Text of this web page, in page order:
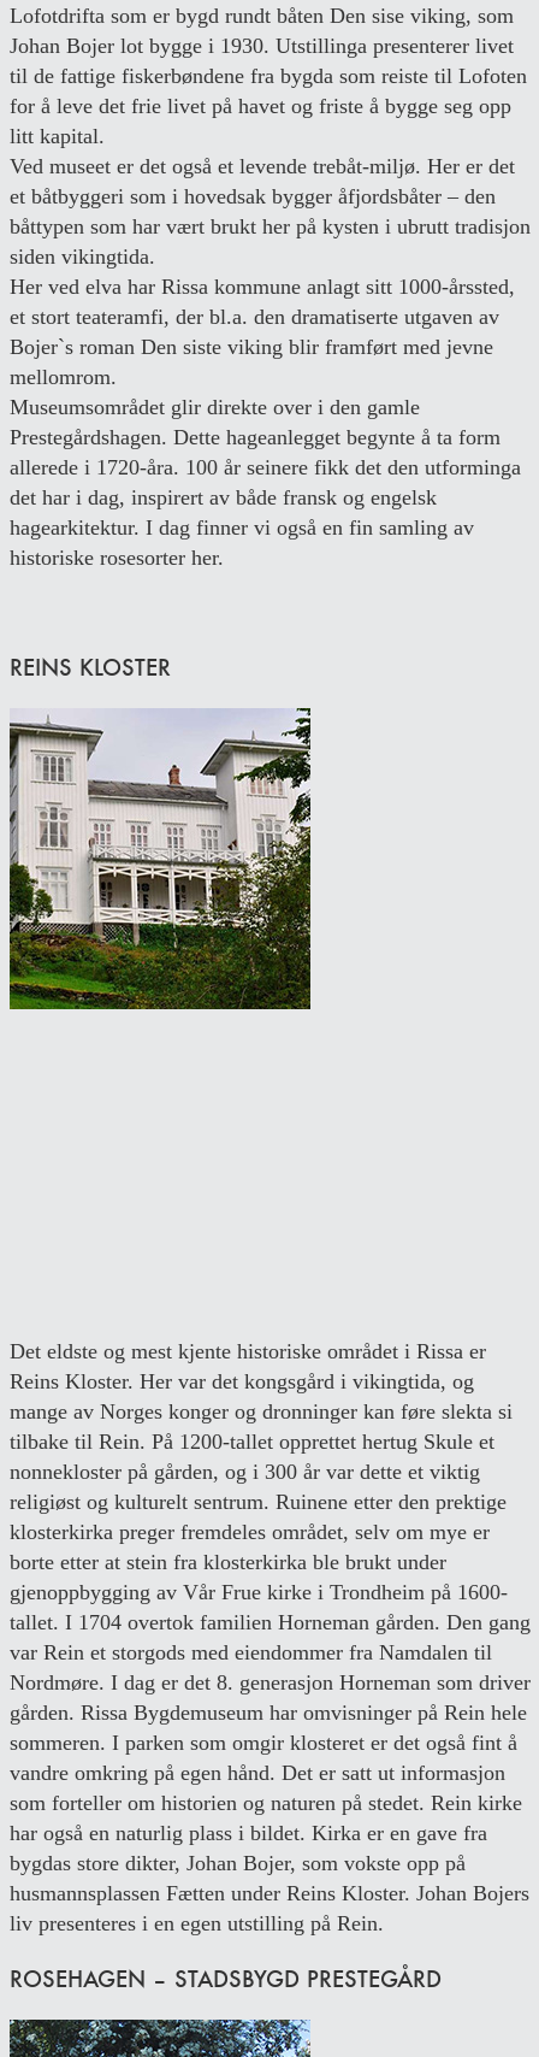
Lofotdrifta som er bygd rundt båten Den sise viking, som
Johan Bojer lot bygge i 1930. Utstillinga presenterer livet
til de fattige fiskerbøndene fra bygda som reiste til Lofoten
for å leve det frie livet på havet og friste å bygge seg opp
litt kapital.
Ved museet er det også et levende trebåt-miljø. Her er det
et båtbyggeri som i hovedsak bygger åfjordsbåter – den
båttypen som har vært brukt her på kysten i ubrutt tradisjon
siden vikingtida.
Her ved elva har Rissa kommune anlagt sitt 1000-årssted,
et stort teateramfi, der bl.a. den dramatiserte utgaven av
Bojer`s roman Den siste viking blir framført med jevne
mellomrom.
Museumsområdet glir direkte over i den gamle
Prestegårdshagen. Dette hageanlegget begynte å ta form
allerede i 1720-åra. 100 år seinere fikk det den utforminga
det har i dag, inspirert av både fransk og engelsk
hagearkitektur. I dag finner vi også en fin samling av
historiske rosesorter her.
REINS KLOSTER
Det eldste og mest kjente historiske området i Rissa er
Reins Kloster. Her var det kongsgård i vikingtida, og
mange av Norges konger og dronninger kan føre slekta si
tilbake til Rein. På 1200-tallet opprettet hertug Skule et
nonnekloster på gården, og i 300 år var dette et viktig
religiøst og kulturelt sentrum. Ruinene etter den prektige
klosterkirka preger fremdeles området, selv om mye er
borte etter at stein fra klosterkirka ble brukt under
gjenoppbygging av Vår Frue kirke i Trondheim på 1600-
tallet. I 1704 overtok familien Horneman gården. Den gang
var Rein et storgods med eiendommer fra Namdalen til
Nordmøre. I dag er det 8. generasjon Horneman som driver
gården. Rissa Bygdemuseum har omvisninger på Rein hele
sommeren. I parken som omgir klosteret er det også fint å
vandre omkring på egen hånd. Det er satt ut informasjon
som forteller om historien og naturen på stedet. Rein kirke
har også en naturlig plass i bildet. Kirka er en gave fra
bygdas store dikter, Johan Bojer, som vokste opp på
husmannsplassen Fætten under Reins Kloster. Johan Bojers
liv presenteres i en egen utstilling på Rein.
ROSEHAGEN – STADSBYGD PRESTEGÅRD